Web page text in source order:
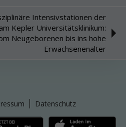
Intensivstationen der
Kepler Universitätsklinikum:
Neugeborenen bis ins hohe
Erwachsenenalter
Datenschutz